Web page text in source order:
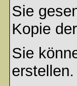
Sie
Kopie
Sie
erstellen.